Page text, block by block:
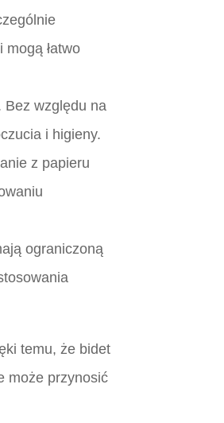
łatwo
Bez względu na
i higieny.
z papieru
ograniczoną
temu, że bidet
może przynosić